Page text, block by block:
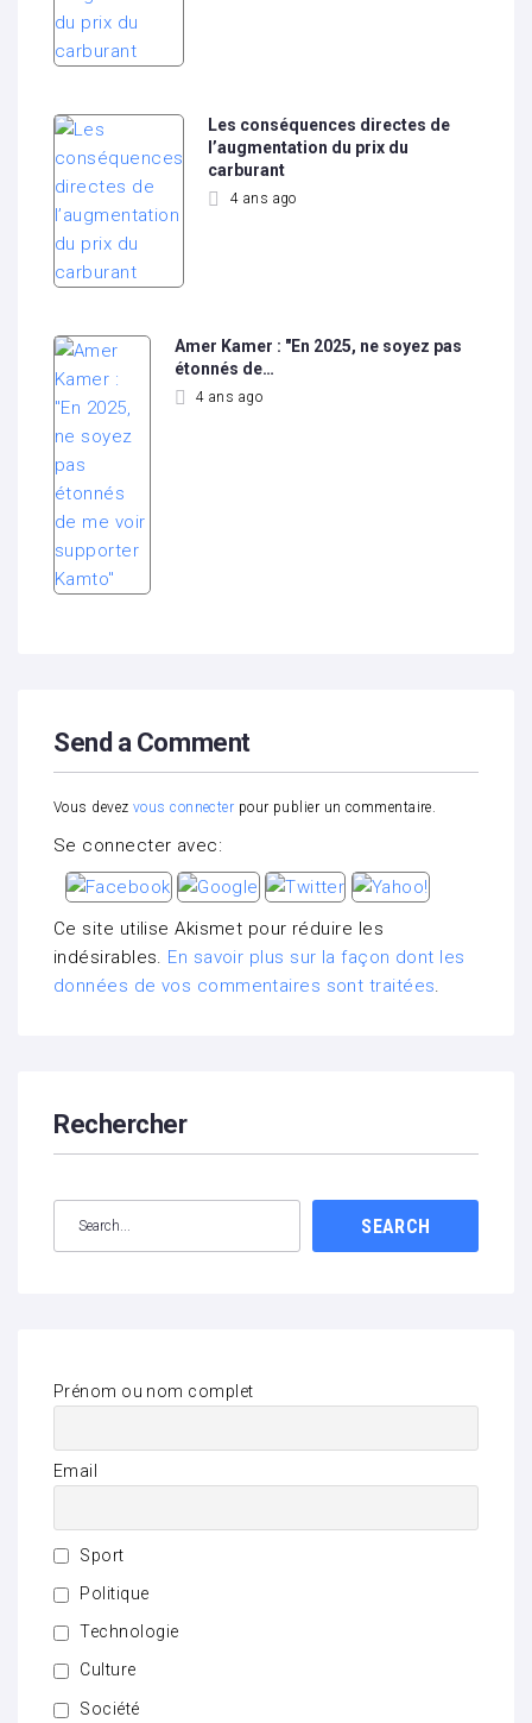
Les conséquences directes de
l’augmentation du prix du
carburant
4 ans ago
Amer Kamer : "En 2025, ne soyez pas
étonnés de…
4 ans ago
Send a Comment
Vous devez vous connecter pour publier un commentaire.
Se connecter avec:
Ce site utilise Akismet pour réduire les
indésirables. En savoir plus sur la façon dont les
données de vos commentaires sont traitées.
Rechercher
SEARCH
Prénom ou nom complet
Email
Sport
Politique
Technologie
Culture
Société